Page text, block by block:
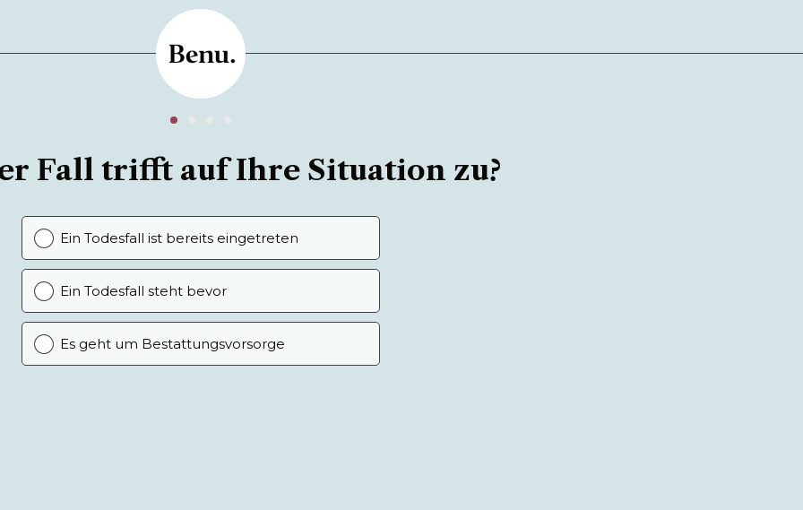
Fall trifft auf Ihre Situation zu?
Ein Todesfall ist bereits eingetreten
Ein Todesfall steht bevor
Es geht um Bestattungsvorsorge